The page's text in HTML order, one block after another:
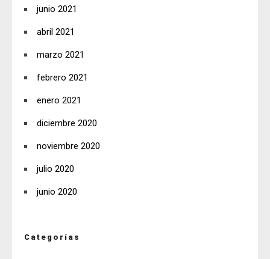
junio 2021
abril 2021
marzo 2021
febrero 2021
enero 2021
diciembre 2020
noviembre 2020
julio 2020
junio 2020
Categorías